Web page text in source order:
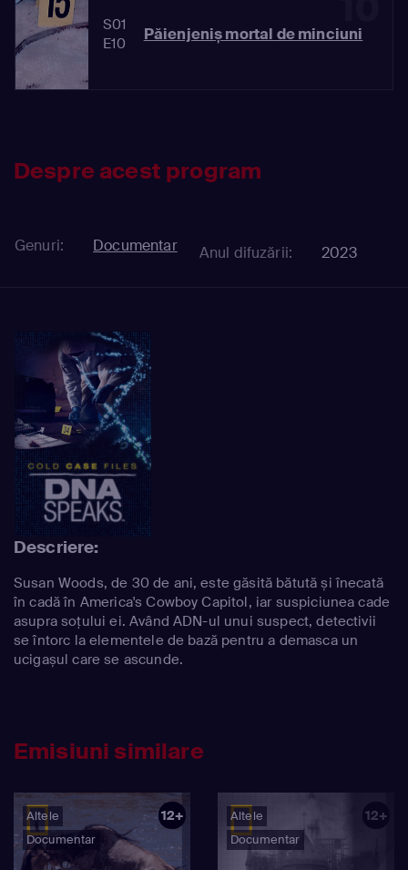
S01
E10
Păienjeniș mortal de minciuni
Despre acest program
Genuri: Documentar Anul difuzării: 2023
Descriere:
Susan Woods, de 30 de ani, este găsită bătută și înecată
în cadă în America's Cowboy Capitol, iar suspiciunea cade
asupra soțului ei. Având ADN-ul unui suspect, detectivii
se întorc la elementele de bază pentru a demasca un
ucigașul care se ascunde.
Emisiuni similare
Altele
Documentar
12+
Altele
Documentar
12+